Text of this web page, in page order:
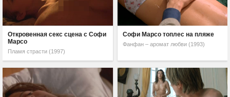
Откровенная секс сцена с Софи
Марсо
Пламя страсти (1997)
Софи Марсо топлес на пляже
Фанфан – аромат любви (1993)